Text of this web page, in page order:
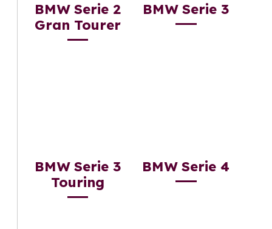
BMW Serie 2
Gran Tourer
BMW Serie 3
BMW Serie 3
Touring
BMW Serie 4